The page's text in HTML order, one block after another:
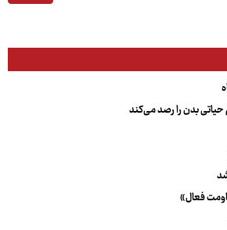
بدن را رصد می‌کند
فعال»